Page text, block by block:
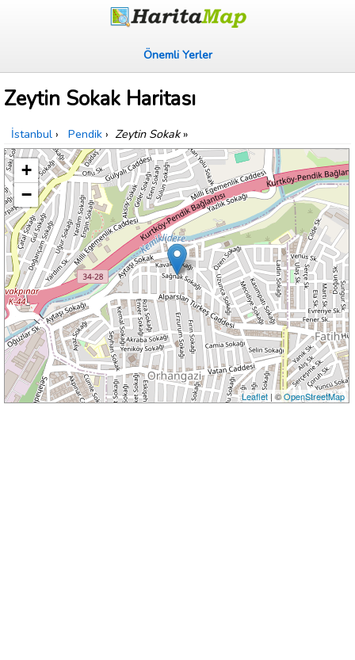
Önemli Yerler
Zeytin Sokak Haritası
İstanbul › Pendik › Zeytin Sokak»
+
−
Leaflet| ©OpenStreetMap